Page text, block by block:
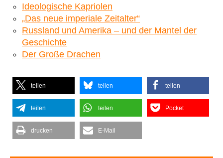
Ideologische Kapriolen
„Das neue imperiale Zeitalter“
Russland und Amerika – und der Mantel der
Geschichte
Der Große Drachen
teilen teilen teilen
teilen teilen Pocket
drucken E-Mail